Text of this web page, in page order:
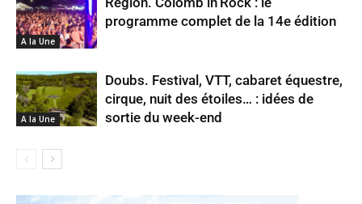
A la Une
programme complet de la 14e édition
A la Une
Doubs. Festival, VTT, cabaret équestre,
cirque, nuit des étoiles… : idées de
sortie du week-end